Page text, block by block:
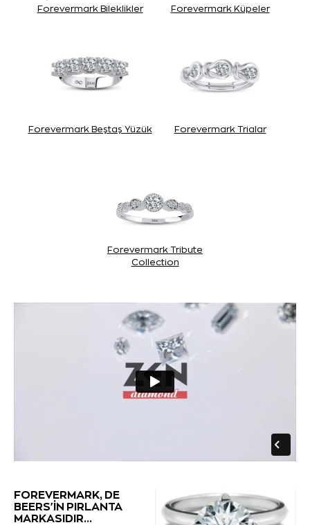
Forevermark Bileklikler Forevermark Küpeler
Forevermark Beştaş Yüzük Forevermark Trialar
Forevermark Tribute
Collection
FOREVERMARK, DE
BEERS'İN PIRLANTA
MARKASIDIR...